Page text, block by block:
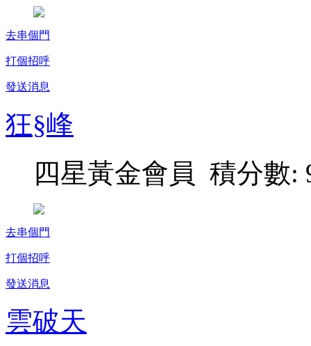
去串個門
打個招呼
發送消息
狂§峰
四星黃金會員 積分數:
去串個門
打個招呼
發送消息
雲破天